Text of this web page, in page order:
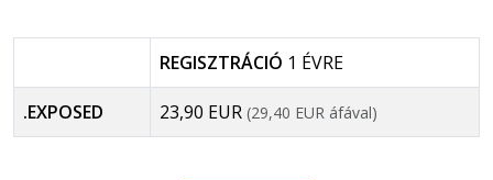
REGISZTRÁCIÓ 1 ÉVRE
.EXPOSED 23,90 EUR (29,40 EUR áfával)